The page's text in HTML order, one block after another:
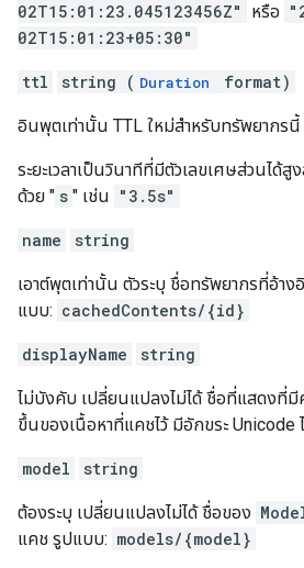
02T15:01:23.045123456Z"
หรือ
02T15:01:23+05:30"
ttl string ( Duration format)
อินพุตเท่านั้น TTL ใหม่สำหรับทรัพยากร
ระยะเวลาเป็นวินาทีที่มีตัวเลขเศษส่วนได้
ด้วย " s " เช่น "3.5s"
name string
เอาต์พุตเท่านั้น ตัวระบุ ชื่อทรัพยากรที่อ้าง
แบบ: cachedContents/{id}
displayName string
ไม่บังคับ เปลี่ยนแปลงไม่ได้ ชื่อที่แสดงที่มี
ขึ้นของเนื้อหาที่แคชไว้ มีอักขระ Unicode
model string
ต้องระบุ เปลี่ยนแปลงไม่ได้ ชื่อของ
แคช รูปแบบ: models/{model}